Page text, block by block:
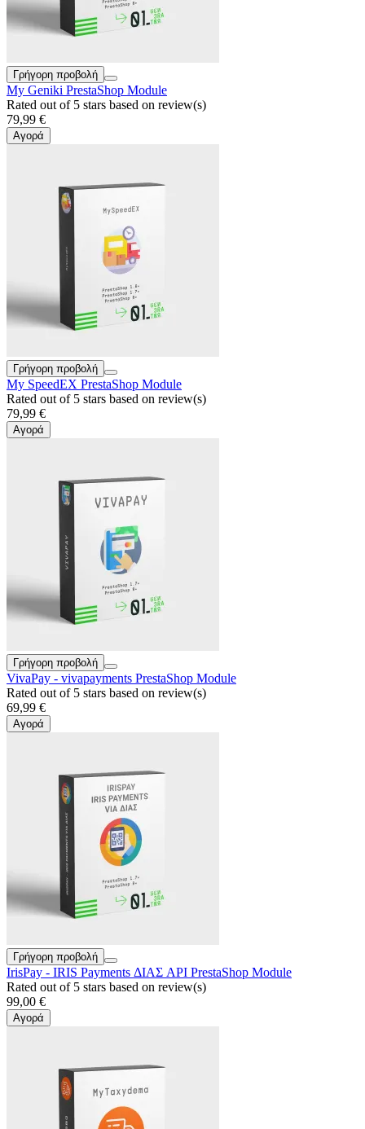
Γρήγορη προβολή
My Geniki PrestaShop Module
Rated out of 5 stars based on review(s)
79,99 €
Αγορά
Γρήγορη προβολή
My SpeedEX PrestaShop Module
Rated out of 5 stars based on review(s)
79,99 €
Αγορά
Γρήγορη προβολή
VivaPay - vivapayments PrestaShop Module
Rated out of 5 stars based on review(s)
69,99 €
Αγορά
Γρήγορη προβολή
IrisPay - IRIS Payments ΔΙΑΣ API PrestaShop Module
Rated out of 5 stars based on review(s)
99,00 €
Αγορά